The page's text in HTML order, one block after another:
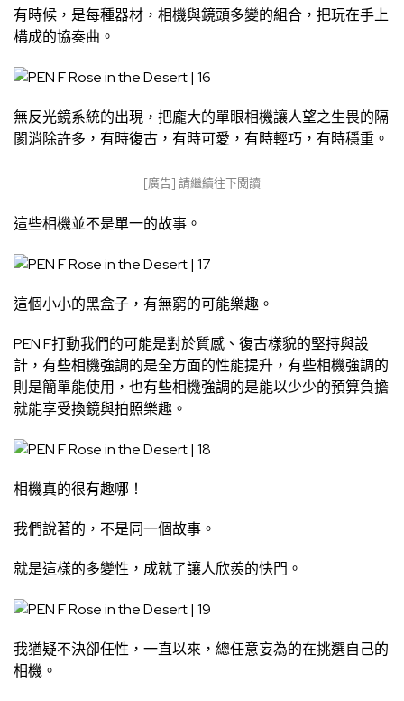
有時候，是每種器材，相機與鏡頭多變的組合，把玩在手上
構成的協奏曲。
無反光鏡系統的出現，把龐大的單眼相機讓人望之生畏的隔
閡消除許多，有時復古，有時可愛，有時輕巧，有時穩重。
[廣告] 請繼續往下閱讀
這些相機並不是單一的故事。
這個小小的黑盒子，有無窮的可能樂趣。
PEN F打動我們的可能是對於質感、復古樣貌的堅持與設
計，有些相機強調的是全方面的性能提升，有些相機強調的
則是簡單能使用，也有些相機強調的是能以少少的預算負擔
就能享受換鏡與拍照樂趣。
相機真的很有趣哪！
我們說著的，不是同一個故事。
就是這樣的多變性，成就了讓人欣羨的快門。
我猶疑不決卻任性，一直以來，總任意妄為的在挑選自己的
相機。